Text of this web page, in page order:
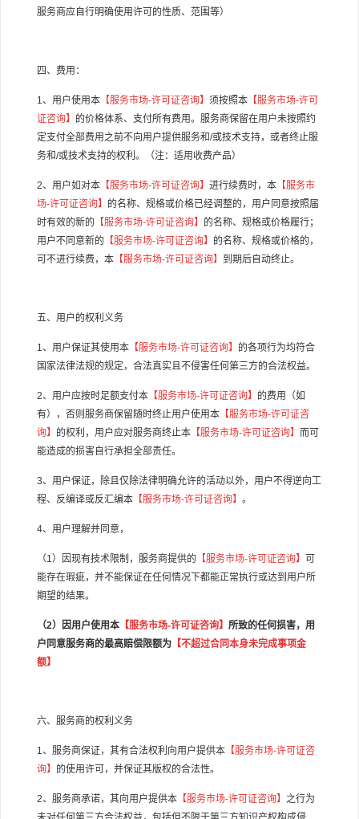
服务商应自行明确使用许可的性质、范围等）
四、费用：
1、用户使用本 【服务市场-许可证咨询】 须按照本 【服务市场-许可
证咨询】 的价格体系、支付所有费用。服务商保留在用户未按照约
定支付全部费用之前不向用户提供服务和/或技术支持，或者终止服
务和/或技术支持的权利。（注：适用收费产品）
2、用户如对本 【服务市场-许可证咨询】 进行续费时，本 【服务市
场-许可证咨询】 的名称、规格或价格已经调整的，用户同意按照届
时有效的新的 【服务市场-许可证咨询】 的名称、规格或价格履行；
用户不同意新的 【服务市场-许可证咨询】 的名称、规格或价格的，
可不进行续费，本 【服务市场-许可证咨询】 到期后自动终止。
五、用户的权利义务
1、用户保证其使用本 【服务市场-许可证咨询】 的各项行为均符合
国家法律法规的规定，合法真实且不侵害任何第三方的合法权益。
2、用户应按时足额支付本 【服务市场-许可证咨询】 的费用（如
有），否则服务商保留随时终止用户使用本 【服务市场-许可证咨
询】 的权利，用户应对服务商终止本 【服务市场-许可证咨询】 而可
能造成的损害自行承担全部责任。
3、用户保证，除且仅除法律明确允许的活动以外，用户不得逆向工
程、反编译或反汇编本 【服务市场-许可证咨询】 。
4、用户理解并同意，
（1）因现有技术限制，服务商提供的 【服务市场-许可证咨询】
可
能存在瑕疵，并不能保证在任何情况下都能正常执行或达到用户所
期望的结果。
（2）因用户使用本 【服务市场-许可证咨询】 所致的任何损害，用
户同意服务商的最高赔偿限额为 【不超过合同本身未完成事项金
额】
六、服务商的权利义务
1、服务商保证，其有合法权利向用户提供本 【服务市场-许可证咨
询】 的使用许可，并保证其版权的合法性。
2、服务商承诺，其向用户提供本 【服务市场-许可证咨询】 之行为